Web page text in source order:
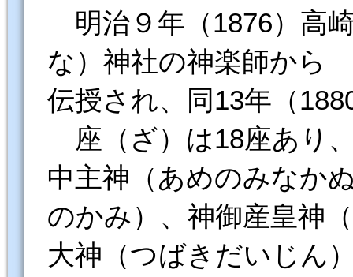
明治９年（1876）高
な）神社の神楽師から
伝授され、同13年（
座（ざ）は18座あり
中主神（あめのみなか
のかみ）、神御産皇神
大神（つばきだいじん